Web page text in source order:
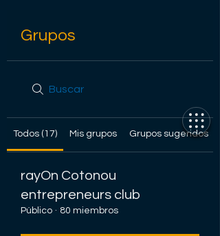
Grupos
Todos (17) Mis grupos Grupos sugeridos
rayOn Cotonou
entrepreneurs club
Público · 80 miembros